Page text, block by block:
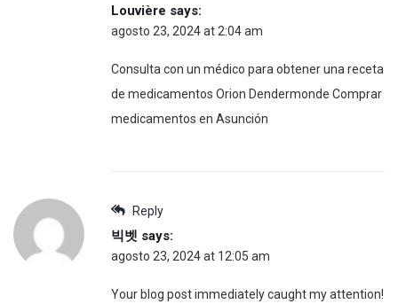
Louvière says:
agosto 23, 2024 at 2:04 am
Consulta con un médico para obtener una receta
de medicamentos Orion Dendermonde Comprar
medicamentos en Asunción
Reply
빅벳 says:
agosto 23, 2024 at 12:05 am
Your blog post immediately caught my attention!